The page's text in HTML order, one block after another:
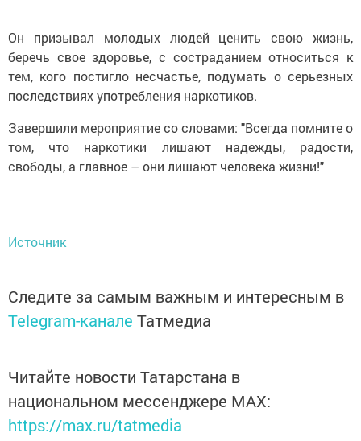
Он призывал молодых людей ценить свою жизнь,
беречь свое здоровье, с состраданием относиться к
тем, кого постигло несчастье, подумать о серьезных
последствиях употребления наркотиков.
Завершили мероприятие со словами: "Всегда помните о
том, что наркотики лишают надежды, радости,
свободы, а главное – они лишают человека жизни!"
Источник
Следите за самым важным и интересным в
Telegram-канале Татмедиа
Читайте новости Татарстана в
национальном мессенджере MАХ:
https://max.ru/tatmedia